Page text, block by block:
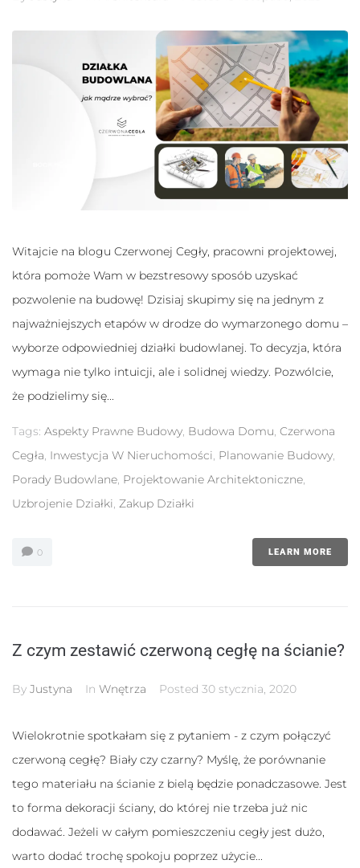
Witajcie na blogu Czerwonej Cegły, pracowni projektowej,
która pomoże Wam w bezstresowy sposób uzyskać
pozwolenie na budowę! Dzisiaj skupimy się na jednym z
najważniejszych etapów w drodze do wymarzonego domu –
wyborze odpowiedniej działki budowlanej. To decyzja, która
wymaga nie tylko intuicji, ale i solidnej wiedzy. Pozwólcie,
że podzielimy się...
Tags: Aspekty Prawne Budowy, Budowa Domu, Czerwona
Cegła, Inwestycja W Nieruchomości, Planowanie Budowy,
Porady Budowlane, Projektowanie Architektoniczne,
Uzbrojenie Działki, Zakup Działki
0 LEARN MORE
Z czym zestawić czerwoną cegłę na ścianie?
By Justyna In Wnętrza Posted 30 stycznia, 2020
Wielokrotnie spotkałam się z pytaniem - z czym połączyć
czerwoną cegłę? Biały czy czarny? Myślę, że porównanie
tego materiału na ścianie z bielą będzie ponadczasowe. Jest
to forma dekoracji ściany, do której nie trzeba już nic
dodawać. Jeżeli w całym pomieszczeniu cegły jest dużo,
warto dodać trochę spokoju poprzez użycie...
Te pliki cookie
do
strony
internetowej.
Statystyka
poprawić
funkcjonalność
i strukturę
internetowej,
na podstawie
tego, jak
strona jest
Doświadczenie
Aby nasza
twojego
przejścia na nią.
te pliki cookie,
internetowej.
Marketing
Udostępniając
swoje
zainteresowania i
podczas